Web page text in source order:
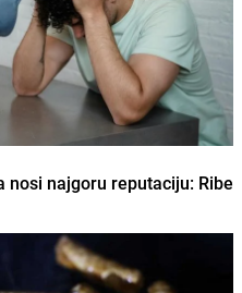
nosi najgoru reputaciju: Ribe